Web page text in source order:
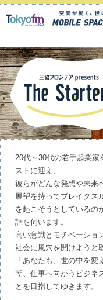
20代～30代の若手起業家
ストに迎え、
彼らがどんな発想や未来
展望を持ってブレイクス
を起こそうとしているの
話を伺います。
高い意識とモチベーショ
社会に風穴を開けようと
「あなたも、世の中を変
朝、仕事へ向かうビジネ
とを目指してゆきます。